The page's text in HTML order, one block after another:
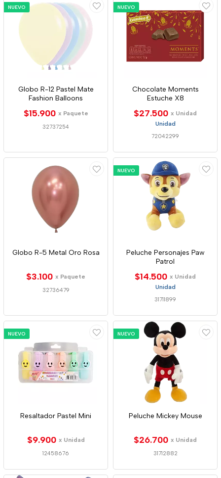
NUEVO
Globo R-12 Pastel Mate
Fashion Balloons
$15.900 x Paquete
32737254
NUEVO
Chocolate Moments
Estuche X8
$27.500 x Unidad
Unidad
72042299
Globo R-5 Metal Oro Rosa
$3.100 x Paquete
32736479
NUEVO
Peluche Personajes Paw
Patrol
$14.500 x Unidad
Unidad
31711899
NUEVO
Resaltador Pastel Mini
$9.900 x Unidad
12458676
NUEVO
Peluche Mickey Mouse
$26.700 x Unidad
31712882